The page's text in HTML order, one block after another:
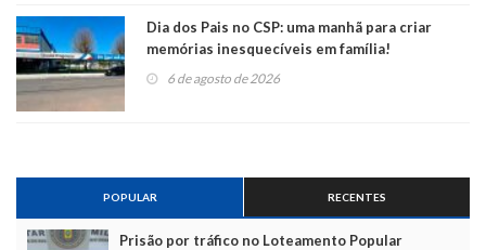
Dia dos Pais no CSP: uma manhã para criar
memórias inesquecíveis em família!
6 de agosto de 2026
POPULAR RECENTES
Prisão por tráfico no Loteamento Popular